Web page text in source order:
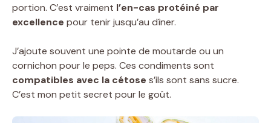
portion. C’est vraiment l’en-cas protéiné par
excellence pour tenir jusqu’au dîner.
J’ajoute souvent une pointe de moutarde ou un
cornichon pour le peps. Ces condiments sont
compatibles avec la cétose s’ils sont sans sucre.
C’est mon petit secret pour le goût.